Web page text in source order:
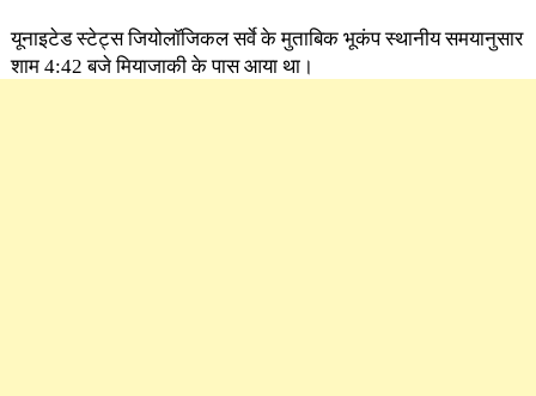
यूनाइटेड स्टेट्स जियोलॉजिकल सर्वे के मुताबिक भूकंप स्थानीय समयानुसार
शाम 4:42 बजे मियाजाकी के पास आया था।